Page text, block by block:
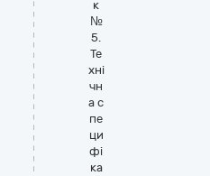
к
№
5.
Те
хні
чн
а с
пе
ци
фі
ка